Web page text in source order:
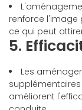
renforce l'image
ce qui peut
5.
Les
améliorent